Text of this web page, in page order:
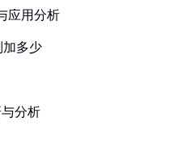
应用分析
加多少
分析